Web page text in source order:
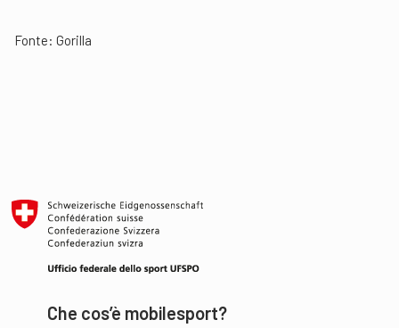
Fonte: Gorilla
Che cos’è mobilesport?